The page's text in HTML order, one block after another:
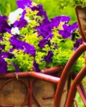
Разнообразная зелень